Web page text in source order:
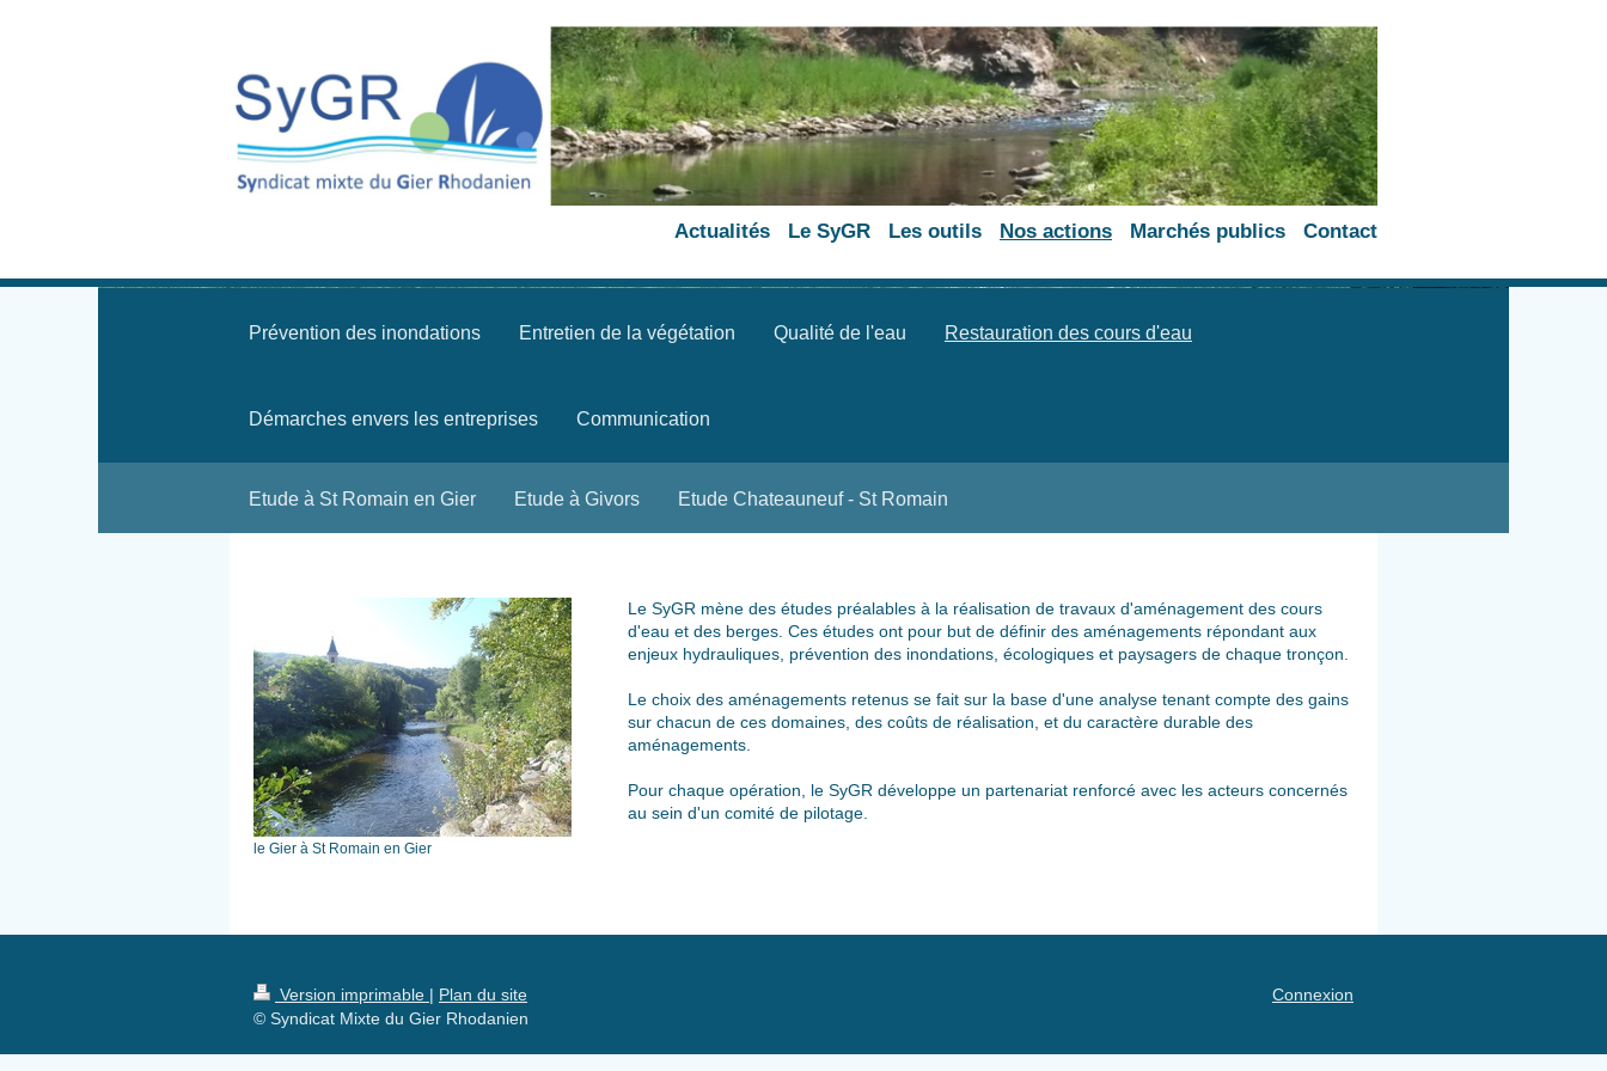
Actualités Le SyGR Les outils Nos actions Marchés publics Contact
Prévention des inondations Entretien de la végétation Qualité de l'eau Restauration des cours d'eau
Démarches envers les entreprises Communication
Etude à St Romain en Gier Etude à Givors Etude Chateauneuf - St Romain
le Gier à St Romain en Gier
Le SyGR mène des études préalables à la réalisation de travaux d'aménagement des cours
d'eau et des berges. Ces études ont pour but de définir des aménagements répondant aux
enjeux hydrauliques, prévention des inondations, écologiques et paysagers de chaque tronçon.
Le choix des aménagements retenus se fait sur la base d'une analyse tenant compte des gains
sur chacun de ces domaines, des coûts de réalisation, et du caractère durable des
aménagements.
Pour chaque opération, le SyGR développe un partenariat renforcé avec les acteurs concernés
au sein d'un comité de pilotage.
Version imprimable | Plan du site
© Syndicat Mixte du Gier Rhodanien
Connexion